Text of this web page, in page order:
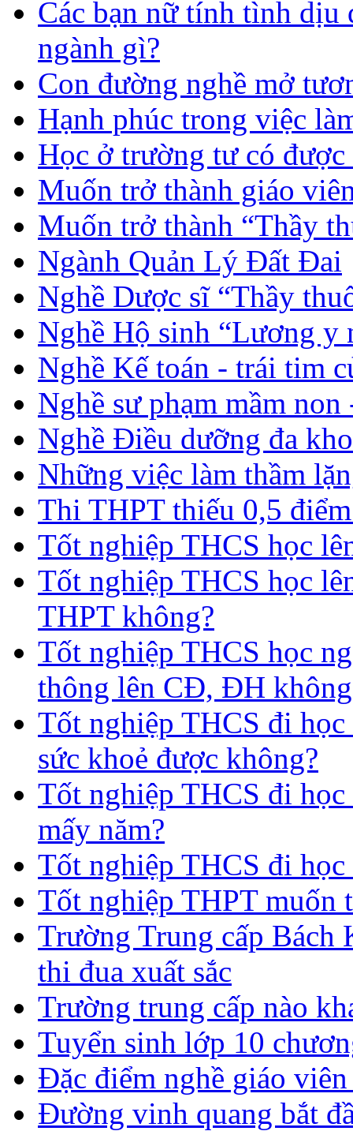
Các bạn nữ tính tình dịu
ngành gì?
Con đường nghề mở
Hạnh phúc trong việc
Học ở trường tư có
Muốn trở thành giáo
Muốn trở thành “Thầy
Ngành Quản Lý Đất Đai
Nghề Dược sĩ “Thầy
Nghề Hộ sinh “Lương y
Nghề Kế toán - trái tim
Nghề sư phạm mầm
Nghề Điều dưỡng đa
Những việc làm thầm
Thi THPT thiếu 0,5
Tốt nghiệp THCS học
Tốt nghiệp THCS học
THPT không?
Tốt nghiệp THCS học
thông lên CĐ, ĐH
Tốt nghiệp THCS đi học
sức khoẻ được không?
Tốt nghiệp THCS đi
mấy năm?
Tốt nghiệp THCS đi
Tốt nghiệp THPT muốn
Trường Trung cấp Bách
thi đua xuất sắc
Trường trung cấp nào
Tuyển sinh lớp 10
Đặc điểm nghề giáo
Đường vinh quang bắt